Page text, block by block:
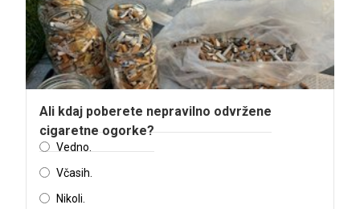
Ali kdaj poberete nepravilno odvržene
cigaretne ogorke?
Vedno.
Včasih.
Nikoli.